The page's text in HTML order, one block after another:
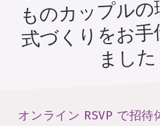
ものカップル
式づくりをお
ました
オンライン RSVP で招待